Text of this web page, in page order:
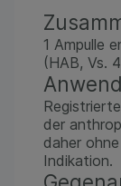
1 Ampulle
(HAB, Vs.
der
daher
Indikation.